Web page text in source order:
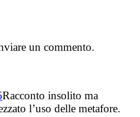
un commento.
Racconto insolito ma
l’uso delle metafore.